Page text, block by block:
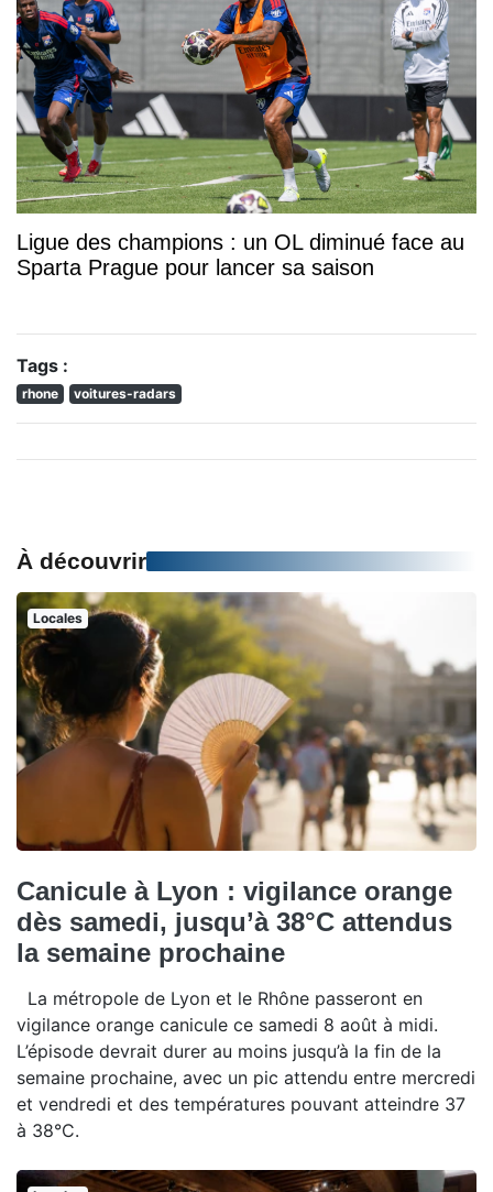
Ligue des champions : un OL diminué face au
Sparta Prague pour lancer sa saison
Tags :
rhone voitures-radars
À découvrir
Locales
Canicule à Lyon : vigilance orange
dès samedi, jusqu’à 38°C attendus
la semaine prochaine
La métropole de Lyon et le Rhône passeront en
vigilance orange canicule ce samedi 8 août à midi.
L’épisode devrait durer au moins jusqu’à la fin de la
semaine prochaine, avec un pic attendu entre mercredi
et vendredi et des températures pouvant atteindre 37
à 38°C.